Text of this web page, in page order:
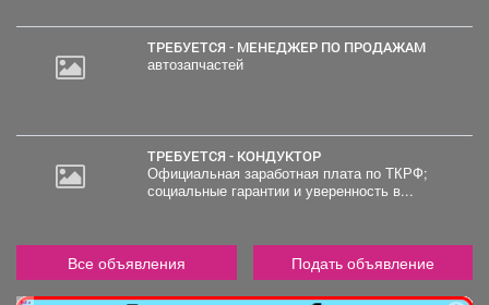
ТРЕБУЕТСЯ - МЕНЕДЖЕР ПО ПРОДАЖАМ
автозапчастей
ТРЕБУЕТСЯ - КОНДУКТОР
Официальная заработная плата по ТКРФ;
социальные гарантии и уверенность в...
Все объявления Подать объявление